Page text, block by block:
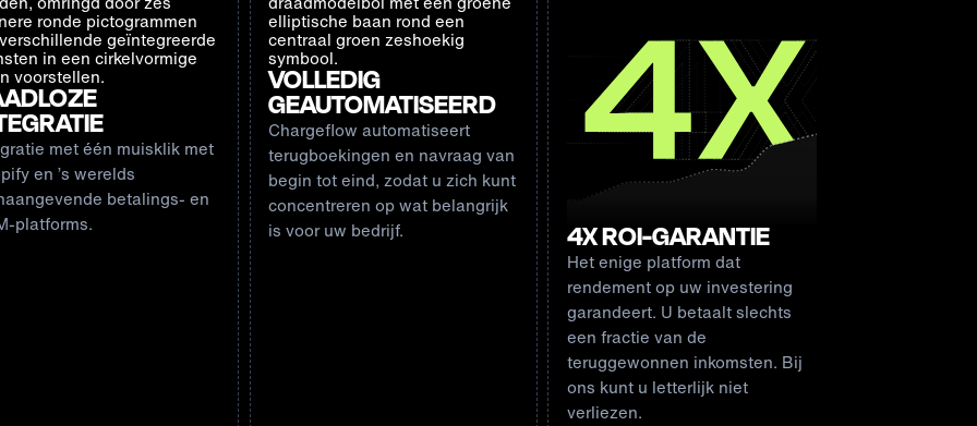
metéén muisklikmet
en ’s werelds
betalings- en
platforms.
4X ROI-GARANTIE
Het enige platform dat
rendement op uw investering
garandeert. U betaaltslechts
een fractie van de
teruggewonnen inkomsten. Bij
ons kunt u letterlijk niet
verliezen.
VOLLEDIG
GEAUTOMATISEERD
Chargeflowautomatiseert
terugboekingen en navraag van
begin tot eind, zodat u zich kunt
concentreren op wat belangrijk
is voor uw bedrijf.